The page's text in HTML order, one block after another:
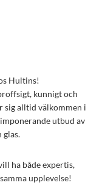
Hultins!
kunnigt och
sig alltid välkommen i
utbud av
glas.
ha både expertis,
upplevelse!